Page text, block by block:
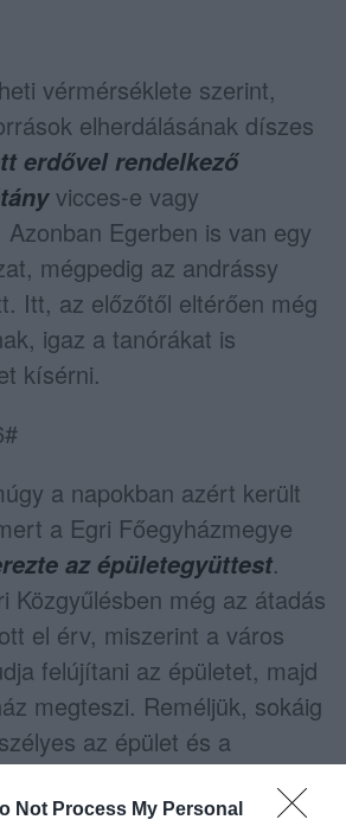
Not Process My Personal
vérmérséklete szerint,
elherdálásának díszes
erdővel rendelkező
vicces-e vagy
Egerben is van egy
mégpedig az andrássy
Itt, az előzőtől eltérően még
igaz a tanórákat is
kísérni.
a napokban azért került
a Egri Főegyházmegye
az épületegyüttest.
Közgyűlésben még az átadás
el érv, miszerint a város
felújítani az épületet, majd
megteszi. Reméljük, sokáig
az épület és a
elbontják a felújítások